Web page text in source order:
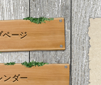
ページ
ンダー